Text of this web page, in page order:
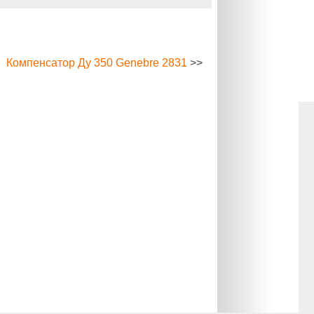
Компенсатор Ду 350 Genebre 2831 >>